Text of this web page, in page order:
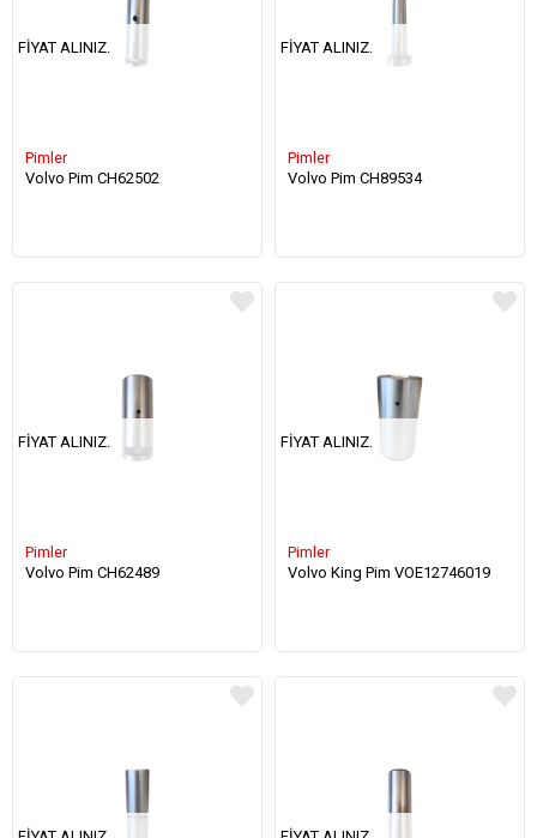
Pimler
Volvo Pim CH62502
FIYAT ALINIZ.
Pimler
Volvo Pim CH89534
FIYAT ALINIZ.
Pimler
Volvo Pim CH62489
FIYAT ALINIZ.
Pimler
Volvo King Pim VOE12746019
FIYAT ALINIZ.